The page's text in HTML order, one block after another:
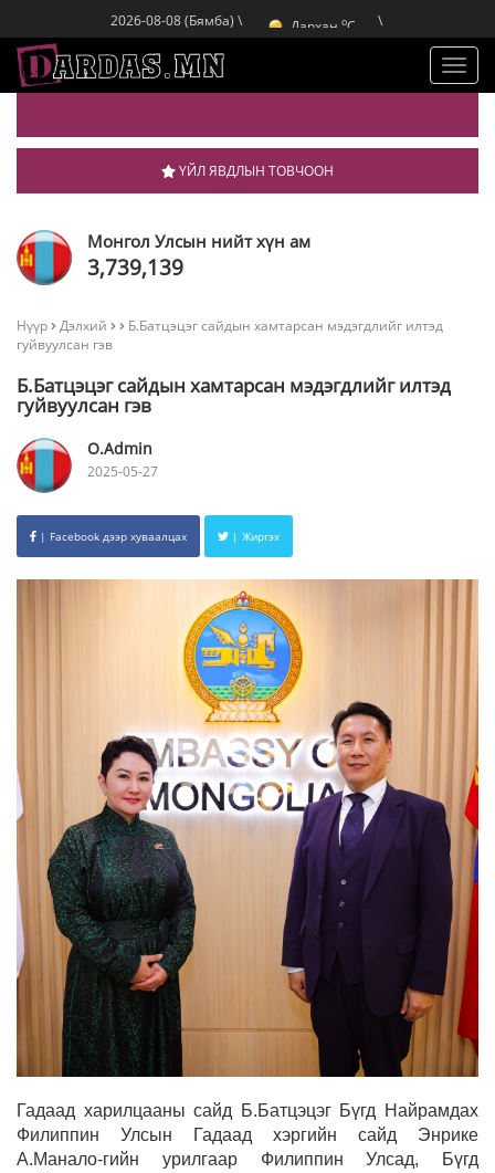
2026-08-08 (Бямба) \
Дархан
C
Эрдэнэт C
\
ҮЙЛ ЯВДЛЫН ТОВЧООН
Монгол Улсын нийт хүн ам
3,739,139
Нүүр Дэлхий
Б.Батцэцэг сайдын хамтарсан мэдэгдлийг илтэд
гуйвуулсан гэв
Б.Батцэцэг сайдын хамтарсан мэдэгдлийг илтэд
гуйвуулсан гэв
O.Admin
2025-05-27
| Facebook дээр хуваалцах | Жиргэх
Гадаад харилцааны сайд Б.Батцэцэг Бүгд Найрамдах
Филиппин Улсын Гадаад хэргийн сайд Энрике
А.Манало-гийн урилгаар Филиппин Улсад, Бүгд